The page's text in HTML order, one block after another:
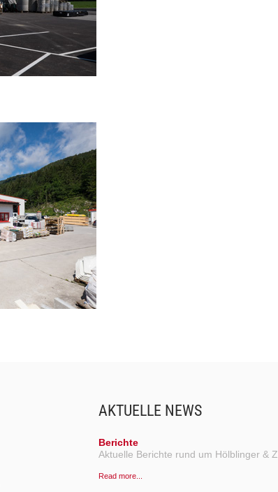
AKTUELLE NEWS
Berichte
Aktuelle Berichte rund um Hölblinger &
Read more...